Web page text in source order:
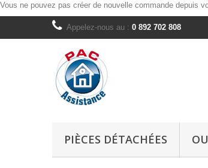
Vous ne pouvez pas créer de nouvelle commande depuis
Appelez-nous au : 0 892 702 808
PIÈCES DÉTACHÉES